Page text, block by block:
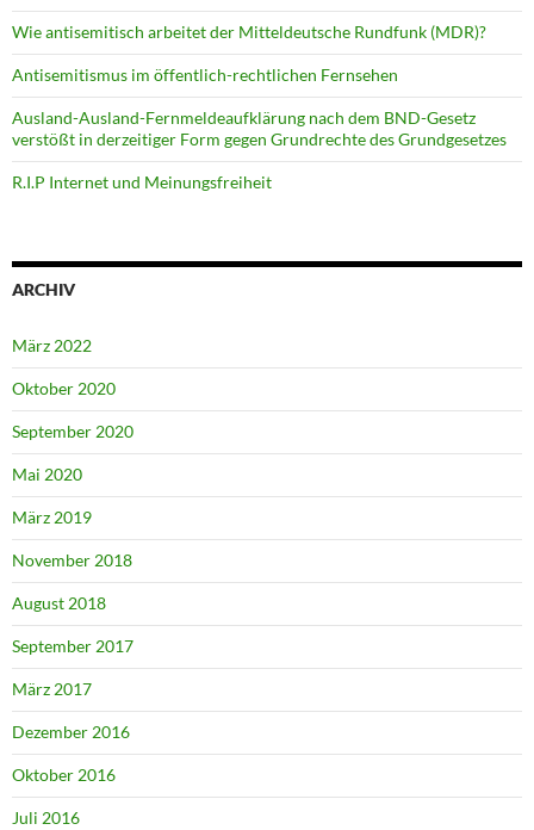
Wie antisemitisch arbeitet der Mitteldeutsche Rundfunk (MDR)?
Antisemitismus im öffentlich-rechtlichen Fernsehen
Ausland-Ausland-Fernmeldeaufklärung nach dem BND-Gesetz
verstößt in derzeitiger Form gegen Grundrechte des Grundgesetzes
R.I.P Internet und Meinungsfreiheit
ARCHIV
März 2022
Oktober 2020
September 2020
Mai 2020
März 2019
November 2018
August 2018
September 2017
März 2017
Dezember 2016
Oktober 2016
Juli 2016